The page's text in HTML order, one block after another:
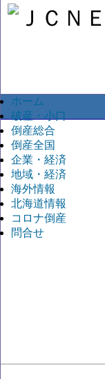
ホーム
破産・小口
倒産総合
倒産全国
企業・経済
地域・経済
海外情報
北海道情報
コロナ倒産
問合せ